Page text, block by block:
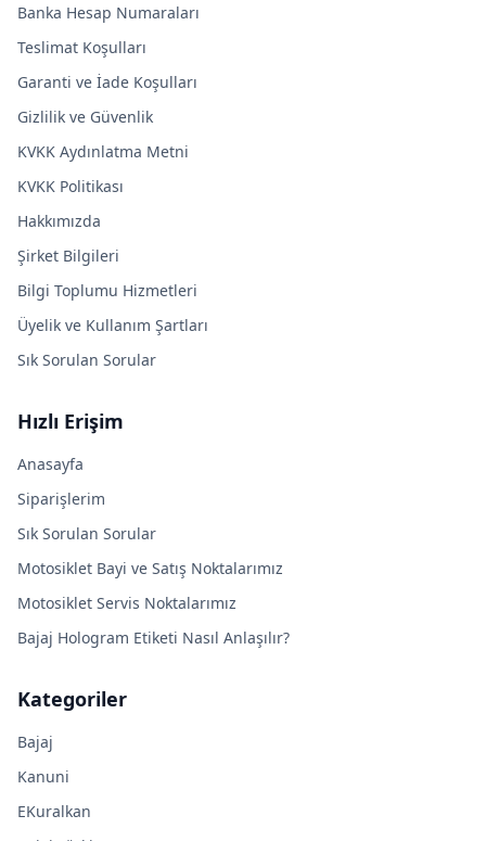
Banka Hesap Numaraları
Teslimat Koşulları
Garanti ve İade Koşulları
Gizlilik ve Güvenlik
KVKK Aydınlatma Metni
KVKK Politikası
Hakkımızda
Şirket Bilgileri
Bilgi Toplumu Hizmetleri
Üyelik ve Kullanım Şartları
Sık Sorulan Sorular
Hızlı Erişim
Anasayfa
Siparişlerim
Sık Sorulan Sorular
Motosiklet Bayi ve Satış Noktalarımız
Motosiklet Servis Noktalarımız
Bajaj Hologram Etiketi Nasıl Anlaşılır?
Kategoriler
Bajaj
Kanuni
EKuralkan